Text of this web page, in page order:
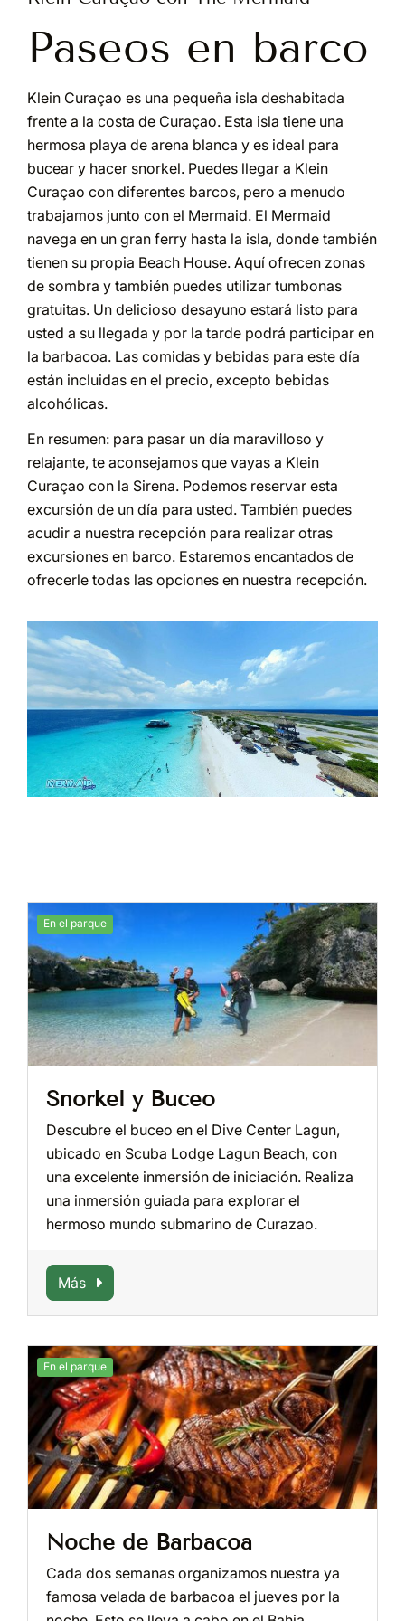
Paseos en barco
Klein Curaçao es una pequeña isla deshabitada
frente a la costa de Curaçao. Esta isla tiene una
hermosa playa de arena blanca y es ideal para
bucear y hacer snorkel. Puedes llegar a Klein
Curaçao con diferentes barcos, pero a menudo
trabajamos junto con el Mermaid. El Mermaid
navega en un gran ferry hasta la isla, donde también
tienen su propia Beach House. Aquí ofrecen zonas
de sombra y también puedes utilizar tumbonas
gratuitas. Un delicioso desayuno estará listo para
usted a su llegada y por la tarde podrá participar en
la barbacoa. Las comidas y bebidas para este día
están incluidas en el precio, excepto bebidas
alcohólicas.
En resumen: para pasar un día maravilloso y
relajante, te aconsejamos que vayas a Klein
Curaçao con la Sirena. Podemos reservar esta
excursión de un día para usted. También puedes
acudir a nuestra recepción para realizar otras
excursiones en barco. Estaremos encantados de
ofrecerle todas las opciones en nuestra recepción.
En el parque
Snorkel y Buceo
Descubre el buceo en el Dive Center Lagun,
ubicado en Scuba Lodge Lagun Beach, con
una excelente inmersión de iniciación. Realiza
una inmersión guiada para explorar el
hermoso mundo submarino de Curazao.
Más
En el parque
Noche de Barbacoa
Cada dos semanas organizamos nuestra ya
famosa velada de barbacoa el jueves por la